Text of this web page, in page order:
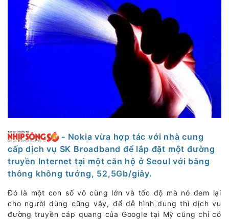
- Nokia vừa hợp tác với nhà cung
cấp dịch vụ SK Broadband để lắp đặt một đường
truyền Internet tại một căn hộ ở Seoul với băng
thông không tưởng, 52,5Gb/giây.
Đó là một con số vô cùng lớn và tốc độ mà nó đem lại
cho người dùng cũng vậy, để dễ hình dung thì dịch vụ
đường truyền cáp quang của Google tại Mỹ cũng chỉ có